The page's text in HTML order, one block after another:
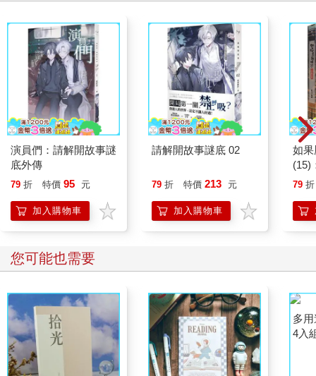
演員們：請解開故事謎
底外傳
79 折 特價 95 元
加入購物車
請解開故事謎底 02
79 折 特價 213 元
加入購物車
如
(15)
貓
79 折
您可能也需要